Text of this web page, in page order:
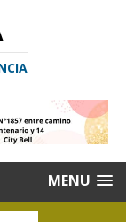
MENU